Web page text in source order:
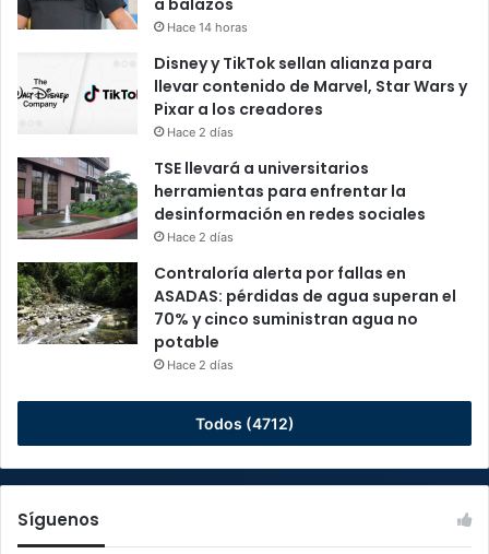
a balazos
Hace 14 horas
Disney y TikTok sellan alianza para
llevar contenido de Marvel, Star Wars y
Pixar a los creadores
Hace 2 días
TSE llevará a universitarios
herramientas para enfrentar la
desinformación en redes sociales
Hace 2 días
Contraloría alerta por fallas en
ASADAS: pérdidas de agua superan el
70% y cinco suministran agua no
potable
Hace 2 días
Todos (4712)
Síguenos